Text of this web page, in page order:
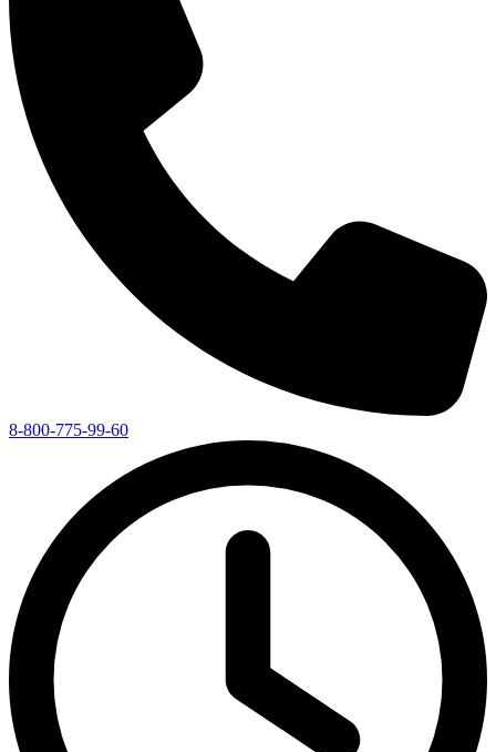
8-800-775-99-60